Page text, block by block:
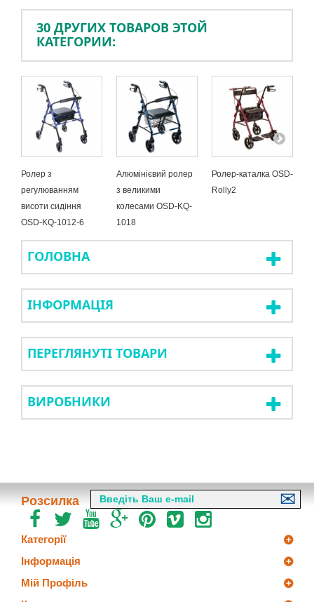
30 ДРУГИХ ТОВАРОВ ЭТОЙ
КАТЕГОРИИ:
Ролер з
регулюванням
висоти сидіння
OSD-KQ-1012-6
Алюмінієвий ролер
з великими
колесами OSD-KQ-
1018
Ролер-каталка OSD-
Rolly2
ГОЛОВНА
ІНФОРМАЦІЯ
ПЕРЕГЛЯНУТІ ТОВАРИ
ВИРОБНИКИ
Розсилка
Категорії
Інформація
Мій Профіль